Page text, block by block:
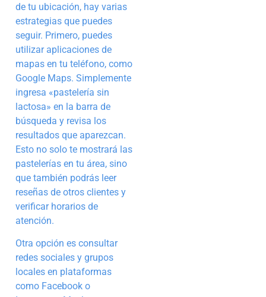
de tu ubicación, hay varias
estrategias que puedes
seguir. Primero, puedes
utilizar aplicaciones de
mapas en tu teléfono, como
Google Maps. Simplemente
ingresa «pastelería sin
lactosa» en la barra de
búsqueda y revisa los
resultados que aparezcan.
Esto no solo te mostrará las
pastelerías en tu área, sino
que también podrás leer
reseñas de otros clientes y
verificar horarios de
atención.
Otra opción es consultar
redes sociales y grupos
locales en plataformas
como Facebook o